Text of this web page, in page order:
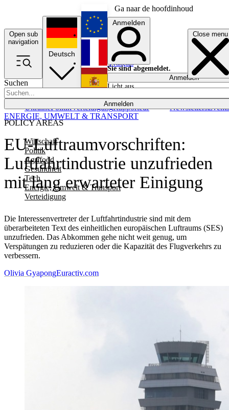
Ga naar de hoofdinhoud
Open sub
navigation
Close menu
Suchen
Anmelden
POLICY AREAS
Wirtschaft
Politik
Agrifood
Gesundheit
Tech
Energie, Umwelt & Transport
Verteidigung
UkrainePolitikVerteidigungRapporteur NewslettersEvents
Deutsch
English
Français
Anmelden
Sie sind abgemeldet.
Anmelden
Licht aus
EU-Luftraumvorschriften:
Luftfahrtindustrie unzufrieden
mit lang erwarteter Einigung
Die Interessenvertreter der Luftfahrtindustrie sind mit dem
überarbeiteten Text des einheitlichen europäischen Luftraums (SES)
unzufrieden. Das Abkommen gehe nicht weit genug, um
Verspätungen zu reduzieren oder die Kapazität des Flugverkehrs zu
verbessern.
ENERGIE, UMWELT & TRANSPORT
Olivia GyapongEuractiv.com